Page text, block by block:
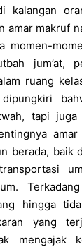
kalangan
amar makruf
momen-
jum’at,
ruang
tapi juga
berada, baik
hingga
yang
mengajak